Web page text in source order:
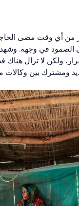
من أي وقت مضى
الصمود في وجهه.
ولكن لا تزال
ومشترك بين وكالات